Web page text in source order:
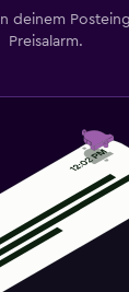
deinem
Preisalarm.